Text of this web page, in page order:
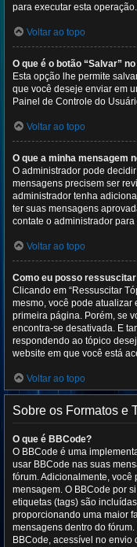
para executar esta operação.
Voltar ao topo
O que é o botão “Salvar”
Esta opção lhe permite
que você deseje enviar em
Painel de Controle do
Voltar ao topo
O que a minha mensagem
O administrador pode
mensagens precisem ser
administrador tenha
ter suas mensagens
contate o administrador
Voltar ao topo
Como eu posso
Clicando em “Ressuscitar
mesmo, você pode atualizar
primeira página. Porém, se
encontra-se desativada. E
respondendo ao tópico
website em que você está
Voltar ao topo
Sobre os Formatos e
O que é BBCode?
O BBCode é uma
usar BBCode nas suas
fórum. Adicionalmente,
mensagem. O BBCode por
etiquetas (tags) são
proporcionando uma maior
mensagens dentro do
BBCode, acessível no envio